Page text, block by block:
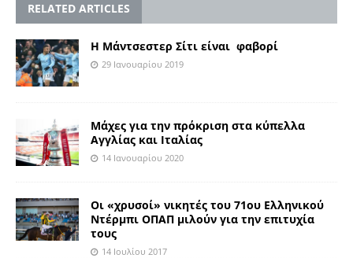
RELATED ARTICLES
Η Μάντσεστερ Σίτι είναι φαβορί
29 Ιανουαρίου 2019
Μάχες για την πρόκριση στα κύπελλα
Αγγλίας και Ιταλίας
14 Ιανουαρίου 2020
Οι «χρυσοί» νικητές του 71ου Ελληνικού
Ντέρμπι ΟΠΑΠ μιλούν για την επιτυχία
τους
14 Ιουλίου 2017